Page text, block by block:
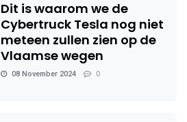
Dit is waarom we de
Cybertruck Tesla nog niet
meteen zullen zien op de
Vlaamse wegen
08 November 2024 0